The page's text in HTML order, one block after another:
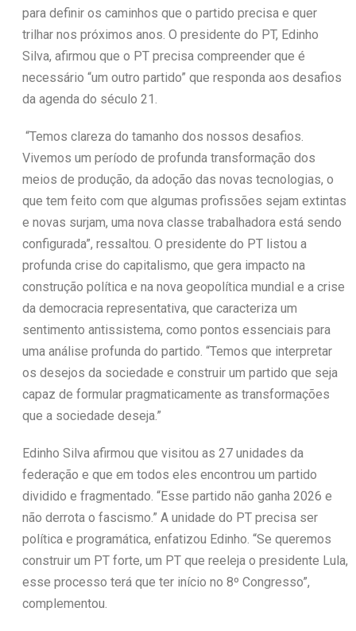
para definir os caminhos que o partido precisa e quer
trilhar nos próximos anos. O presidente do PT, Edinho
Silva, afirmou que o PT precisa compreender que é
necessário “um outro partido” que responda aos desafios
da agenda do século 21.
“Temos clareza do tamanho dos nossos desafios.
Vivemos um período de profunda transformação dos
meios de produção, da adoção das novas tecnologias, o
que tem feito com que algumas profissões sejam extintas
e novas surjam, uma nova classe trabalhadora está sendo
configurada”, ressaltou. O presidente do PT listou a
profunda crise do capitalismo, que gera impacto na
construção política e na nova geopolítica mundial e a crise
da democracia representativa, que caracteriza um
sentimento antissistema, como pontos essenciais para
uma análise profunda do partido. “Temos que interpretar
os desejos da sociedade e construir um partido que seja
capaz de formular pragmaticamente as transformações
que a sociedade deseja.”
Edinho Silva afirmou que visitou as 27 unidades da
federação e que em todos eles encontrou um partido
dividido e fragmentado. “Esse partido não ganha 2026 e
não derrota o fascismo.” A unidade do PT precisa ser
política e programática, enfatizou Edinho. “Se queremos
construir um PT forte, um PT que reeleja o presidente Lula,
esse processo terá que ter início no 8º Congresso”,
complementou.